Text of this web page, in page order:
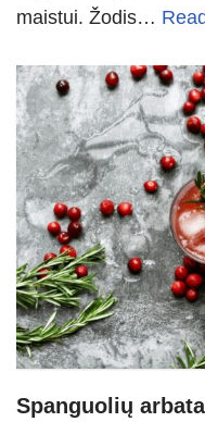
maistui. Žodis…
Spanguolių